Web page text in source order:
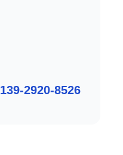
139-2920-8526